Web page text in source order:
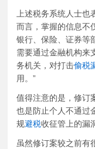
上述税务系统人士
而言，掌握的信息不
银行、保险、证券等
需要通过金融机构来
务机关，对打击偷税
用。”
值得注意的是，修订
也是防止个人不通过
规避税收征管上的漏
虽然修订案较之前有